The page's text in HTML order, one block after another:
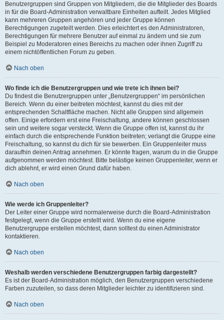
Benutzergruppen sind Gruppen von Mitgliedern, die die Mitglieder des Boards
in für die Board-Administration verwaltbare Einheiten aufteilt. Jedes Mitglied
kann mehreren Gruppen angehören und jeder Gruppe können
Berechtigungen zugeteilt werden. Dies erleichtert es den Administratoren,
Berechtigungen für mehrere Benutzer auf einmal zu ändern und sie zum
Beispiel zu Moderatoren eines Bereichs zu machen oder ihnen Zugriff zu
einem nichtöffentlichen Forum zu geben.
Nach oben
Wo finde ich die Benutzergruppen und wie trete ich ihnen bei?
Du findest die Benutzergruppen unter „Benutzergruppen“ im persönlichen
Bereich. Wenn du einer beitreten möchtest, kannst du dies mit der
entsprechenden Schaltfläche machen. Nicht alle Gruppen sind allgemein
offen. Einige erfordern erst eine Freischaltung, andere können geschlossen
sein und weitere sogar versteckt. Wenn die Gruppe offen ist, kannst du ihr
einfach durch die entsprechende Funktion beitreten; verlangt die Gruppe eine
Freischaltung, so kannst du dich für sie bewerben. Ein Gruppenleiter muss
daraufhin deinen Antrag annehmen. Er könnte fragen, warum du in die Gruppe
aufgenommen werden möchtest. Bitte belästige keinen Gruppenleiter, wenn er
dich ablehnt, er wird einen Grund dafür haben.
Nach oben
Wie werde ich Gruppenleiter?
Der Leiter einer Gruppe wird normalerweise durch die Board-Administration
festgelegt, wenn die Gruppe erstellt wird. Wenn du eine eigene
Benutzergruppe erstellen möchtest, dann solltest du einen Administrator
kontaktieren.
Nach oben
Weshalb werden verschiedene Benutzergruppen farbig dargestellt?
Es ist der Board-Administration möglich, den Benutzergruppen verschiedene
Farben zuzuteilen, so dass deren Mitglieder leichter zu identifizieren sind.
Nach oben